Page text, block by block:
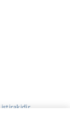
iştirakidir